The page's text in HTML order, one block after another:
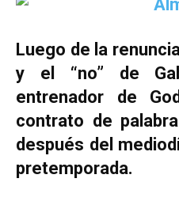
Luego de la
y el “no” de
entrenador de
contrato de
después del
pretemporada.